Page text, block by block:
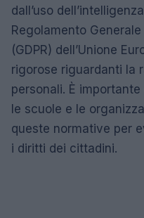
dall’uso
Regolamento
(GDPR) dell’Unione
rigorose riguardanti la
personali. È
le scuole e le
queste normative per
i diritti dei cittadini.